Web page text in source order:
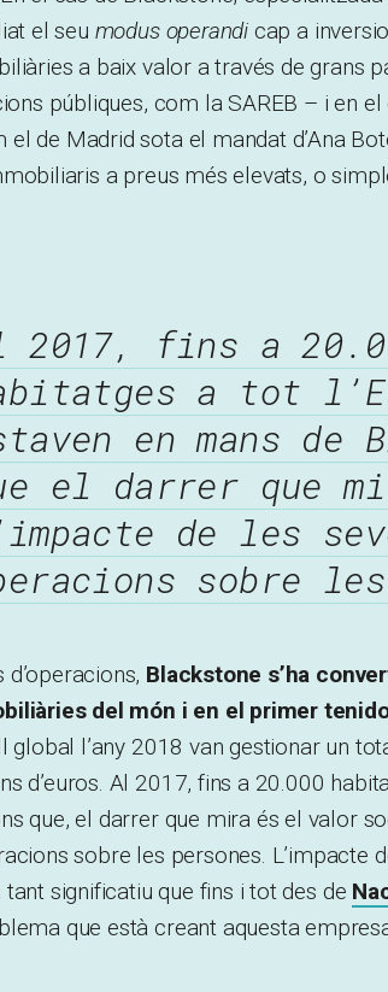
el seu modus operandi cap a
a baix valor a través de grans
públiques, com la SAREB – i en
de Madrid sota el mandat d’Ana
a preus més elevats, o
2017, fins a
a tot
en mans de
el darrer que
de les
sobre
Blackstone s’ha
del món i en el primer
global l’any 2018 van gestionar un
d’euros. Al 2017, fins a 20.000
que, el darrer que mira és el valor
sobre les persones. L’impacte
significatiu que fins i tot des de
que està creant aquesta